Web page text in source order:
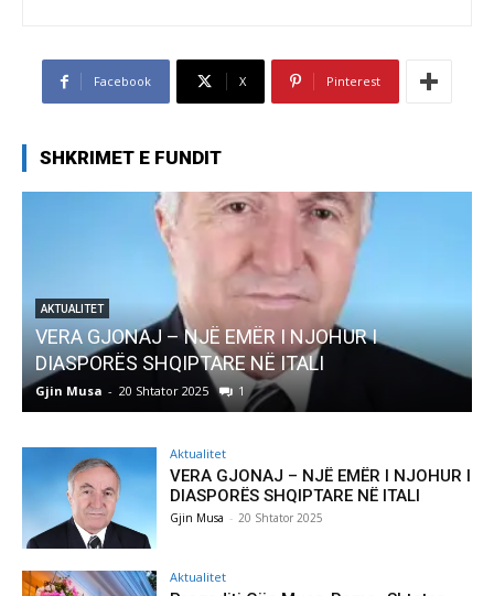
Facebook X Pinterest
SHKRIMET E FUNDIT
AKTUALITET
Pregaditi Gjin Musa-Rome- Shtator 2025
Gjin Musa - 8 Shtator 2025 0
Aktualitet
VERA GJONAJ – NJË EMËR I NJOHUR I
DIASPORËS SHQIPTARE NË ITALI
Gjin Musa - 20 Shtator 2025
Aktualitet